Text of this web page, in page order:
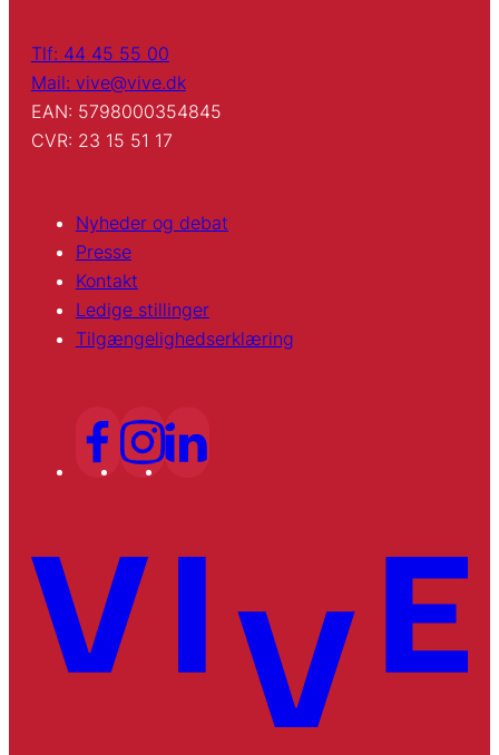
Tlf: 44 45 55 00
Mail: vive@vive.dk
EAN: 5798000354845
CVR: 23 15 51 17
Nyheder og debat
Presse
Kontakt
Ledige stillinger
Tilgængelighedserklæring